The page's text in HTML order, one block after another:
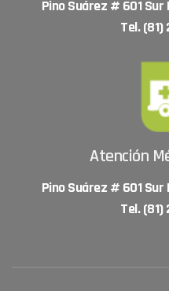
Pino Suárez # 601
Tel.
Atención
Pino Suárez # 601
Tel.